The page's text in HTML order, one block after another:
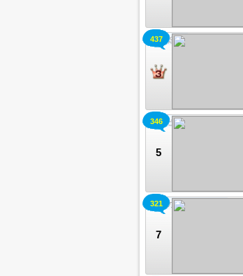
人生楽笑！
437
5
あげだよ
346
7
kyouのサブ垢でも喋る
321